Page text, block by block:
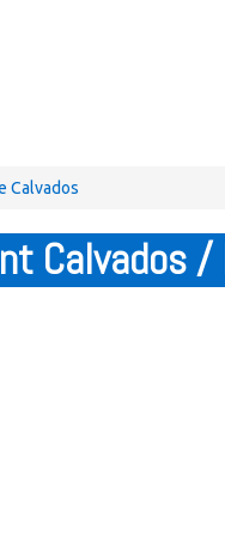
Calvados
Calvados /